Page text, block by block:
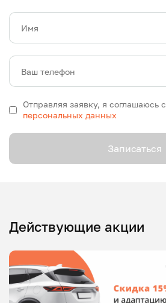
Имя
Ваш телефон
Отправляя заявку, я соглашаюсь с
персональных данных
Записаться
Действующие акции